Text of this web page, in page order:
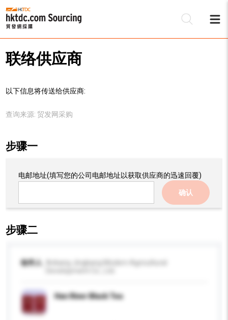
联络供应商
以下信息将传送给供应商:
查询来源: 贸发网采购
步骤一
电邮地址(填写您的公司电邮地址以获取供应商的迅速回覆)
确认
步骤二
收件人
Han River Black Tea